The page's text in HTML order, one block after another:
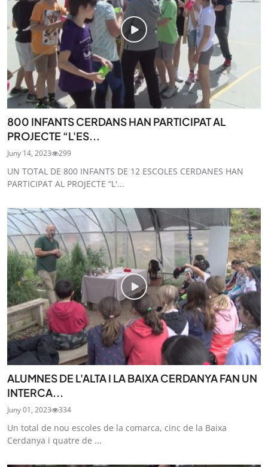
800 INFANTS CERDANS HAN PARTICIPAT AL
PROJECTE “L'ES...
Juny 14, 2023 299
UN TOTAL DE 800 INFANTS DE 12 ESCOLES CERDANES HAN
PARTICIPAT AL PROJECTE “L'...
ALUMNES DE L'ALTA I LA BAIXA CERDANYA FAN UN
INTERCA...
Juny 01, 2023 334
Un total de nou escoles de la comarca, cinc de la Baixa
Cerdanya i quatre de ...
SUBSCRIU-TE